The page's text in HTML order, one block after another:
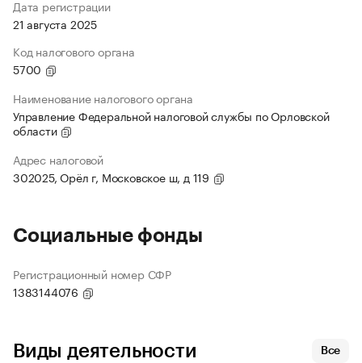
Дата регистрации
21 августа 2025
Код налогового органа
5700
Наименование налогового органа
Управление Федеральной налоговой службы по Орловской
области
Адрес налоговой
302025, Орёл г, Московское ш, д 119
Социальные фонды
Регистрационный номер СФР
1383144076
Виды деятельности Все